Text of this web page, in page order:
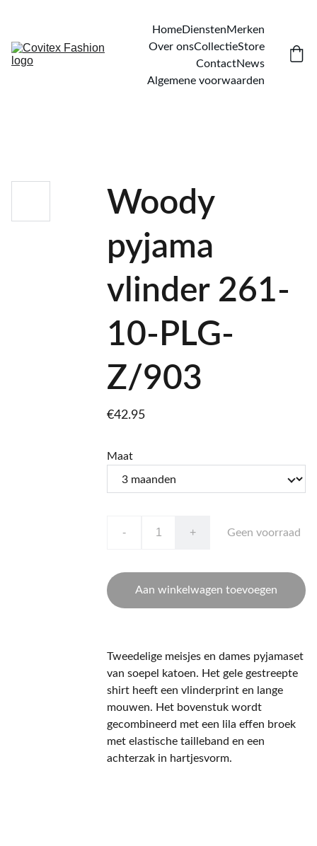
HomeDienstenMerken
Over onsCollectieStore
ContactNews
Algemene voorwaarden
Woody
pyjama
vlinder 261-
10-PLG-
Z/903
€42.95
Maat
- + Geen voorraad
Aan winkelwagen toevoegen
Tweedelige meisjes en dames pyjamaset
van soepel katoen. Het gele gestreepte
shirt heeft een vlinderprint en lange
mouwen. Het bovenstuk wordt
gecombineerd met een lila effen broek
met elastische tailleband en een
achterzak in hartjesvorm.